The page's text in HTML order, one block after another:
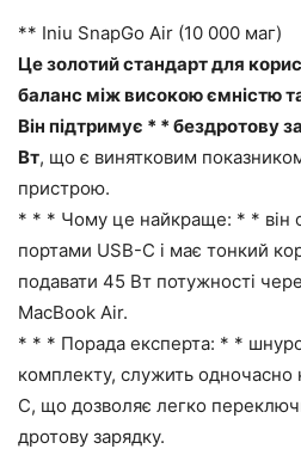
** Iniu SnapGo Air (10 000 маг)
Це золотий стандарт для
баланс між високою ємністю
Він підтримує * * бездротову
Вт, що є винятковим
пристрою.
* * * Чому це найкраще: * * він
портами USB-C і має тонкий
подавати 45 Вт потужності
MacBook Air.
* * * Порада експерта: * *
комплекту, служить
C, що дозволяє легко
дротову зарядку.